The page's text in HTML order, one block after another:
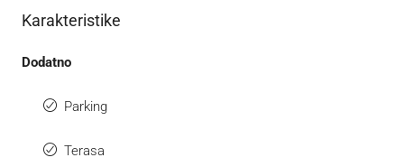
Karakteristike
Dodatno
Parking
Terasa